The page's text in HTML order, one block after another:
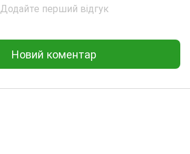
Додайте перший відгук
Новий коментар